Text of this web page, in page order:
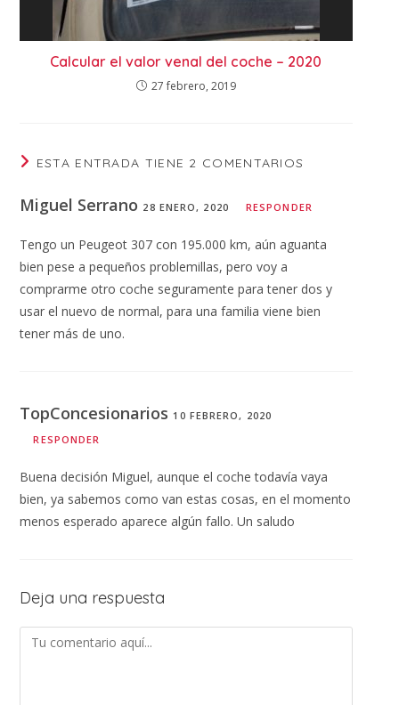
Calcular el valor venal del coche – 2020
27 febrero, 2019
ESTA ENTRADA TIENE 2 COMENTARIOS
Miguel Serrano 28 ENERO, 2020 RESPONDER
Tengo un Peugeot 307 con 195.000 km, aún aguanta
bien pese a pequeños problemillas, pero voy a
comprarme otro coche seguramente para tener dos y
usar el nuevo de normal, para una familia viene bien
tener más de uno.
TopConcesionarios 10 FEBRERO, 2020
RESPONDER
Buena decisión Miguel, aunque el coche todavía vaya
bien, ya sabemos como van estas cosas, en el momento
menos esperado aparece algún fallo. Un saludo
Deja una respuesta